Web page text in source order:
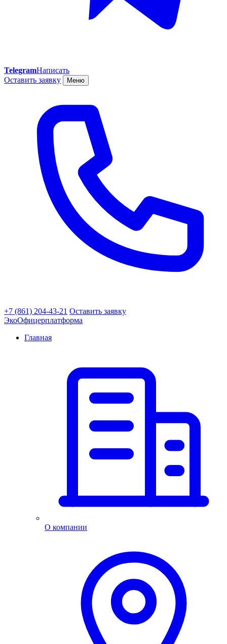
TelegramНаписать
Оставить заявку
Меню
+7 (861) 204-43-21 Оставить заявку
ЭкоОфицерплатформа
Главная
О компании